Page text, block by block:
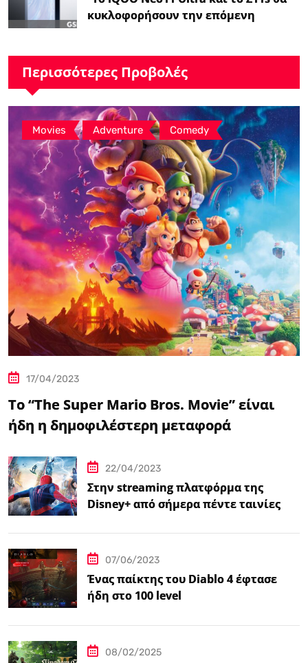
κυκλοφορήσουν την επόμενη
Περισσότερες Προβολές
Movies , Adventure , Comedy
17/04/2023
Το “The Super Mario Bros. Movie” είναι
ήδη η δημοφιλέστερη μεταφορά
22/04/2023
Στην streaming πλατφόρμα της
Disney+ από σήμερα πέντε ταινίες
07/06/2023
Ένας παίκτης του Diablo 4 έφτασε
ήδη στο 100 level
08/02/2025